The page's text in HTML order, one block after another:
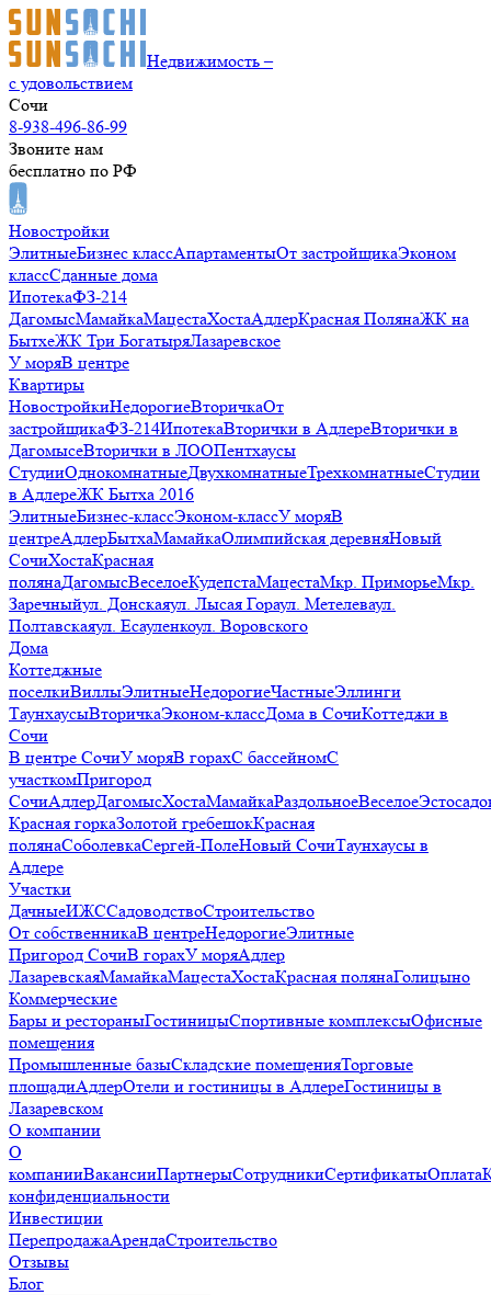
Недвижимость –
с удовольствием
Сочи
8-938-496-86-99
Звоните нам
бесплатно по РФ
Новостройки
ЭлитныеБизнес классАпартаментыОт застройщикаЭконом
классСданные дома
ИпотекаФЗ-214
ДагомысМамайкаМацестаХостаАдлерКрасная ПолянаЖК на
БытхеЖК Три БогатыряЛазаревское
У моряВ центре
Квартиры
НовостройкиНедорогиеВторичкаОт
застройщикаФЗ-214ИпотекаВторички в АдлереВторички в
ДагомысеВторички в ЛООПентхаусы
СтудииОднокомнатныеДвухкомнатныеТрехкомнатныеСтудии
в АдлереЖК Бытха 2016
ЭлитныеБизнес-классЭконом-классУ моряВ
центреАдлерБытхаМамайкаОлимпийская деревняНовый
СочиХостаКрасная
полянаДагомысВеселоеКудепстаМацестаМкр. ПриморьеМкр.
Заречныйул. Донскаяул. Лысая Гораул. Метелеваул.
Полтавскаяул. Есауленкоул. Воровского
Дома
Коттеджные
поселкиВиллыЭлитныеНедорогиеЧастныеЭллинги
ТаунхаусыВторичкаЭконом-классДома в СочиКоттеджи в
Сочи
В центре СочиУ моряВ горахС бассейномС
участкомПригород
СочиАдлерДагомысХостаМамайкаРаздольноеВеселое
Красная горкаЗолотой гребешокКрасная
полянаСоболевкаСергей-ПолеНовый СочиТаунхаусы в
Адлере
Участки
ДачныеИЖССадоводствоСтроительство
От собственникаВ центреНедорогиеЭлитные
Пригород СочиВ горахУ моряАдлер
ЛазаревскаяМамайкаМацестаХостаКрасная полянаГолицыно
Коммерческие
Бары и рестораныГостиницыСпортивные комплексыОфисные
помещения
Промышленные базыСкладские помещенияТорговые
площадиАдлерОтели и гостиницы в АдлереГостиницы в
Лазаревском
О компании
О
компанииВакансииПартнерыСотрудникиСертификатыОплата
конфиденциальности
Инвестиции
ПерепродажаАрендаСтроительство
Отзывы
Блог